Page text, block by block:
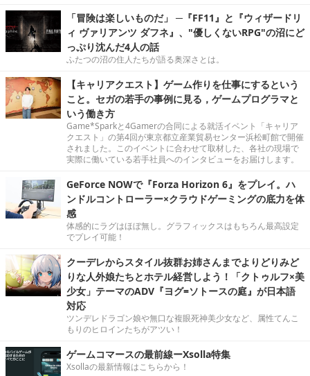
「冒険は楽しいものだ」 ─『FF11』と『ウィザードリ
ィ ヴァリアンツ ダフネ』、"優しくないRPG"の沼にど
っぷり沈んだ4人の話
ふたつの沼の住人たちが語る奥深さとは。
【キャリアクエスト】ゲーム作りを仕事にするという
こと。セガの若手の事例に見る，ゲームプログラマと
いう働き方
Game*Sparkと4Gamerの合同による就活イベント「キャリア
クエスト」の第4回が東京都立産業貿易センター浜松町館で開催
されました。このイベントに合わせて取材した、各社の現場で
実際に働いている若手社員へのインタビューをお届けします。
GeForce NOWで『Forza Horizon 6』をプレイ。ハ
ンドルコントローラー×クラウドゲーミングの底力を体
感
体感的にラグはほぼ無し。グラフィックスはもちろん最高設定
でプレイ可能！
クーデレからスタイル抜群お姉さんまでよりどりみど
りな人外娘たちとホテル経営しよう！「クトゥルフ×美
少女」テーマのADV『ヨグ=ソトースの庭』が日本語
対応
ツンデレドラゴン娘や無口な複眼死神美少女など、属性てんこ
もりのヒロインたちがアツい！
ゲームコマースの最前線ーXsolla特集
Xsollaの最新情報はこちらから！